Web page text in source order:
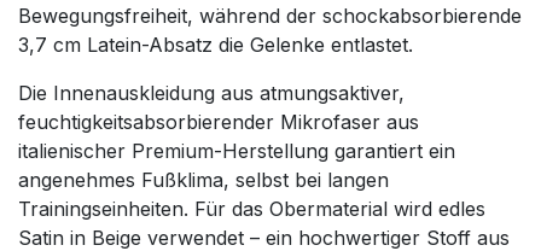
Bewegungsfreiheit, während der schockabsorbierende
3,7 cm Latein-Absatz die Gelenke entlastet.
Die Innenauskleidung aus atmungsaktiver,
feuchtigkeitsabsorbierender Mikrofaser aus
italienischer Premium-Herstellung garantiert ein
angenehmes Fußklima, selbst bei langen
Trainingseinheiten. Für das Obermaterial wird edles
Satin in Beige verwendet – ein hochwertiger Stoff aus